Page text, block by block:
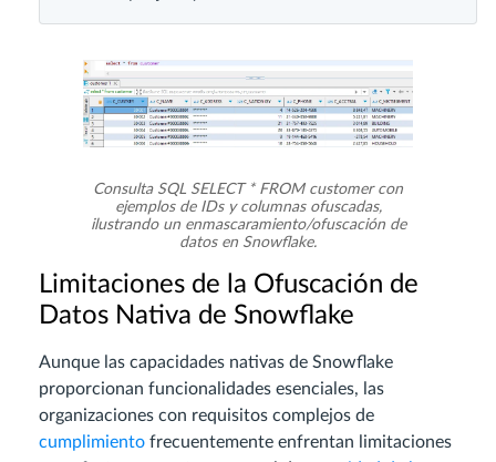
Consulta SQL SELECT * FROM customer con
ejemplos de IDs y columnas ofuscadas,
ilustrando un enmascaramiento/ofuscación de
datos en Snowflake.
Limitaciones de la Ofuscación de
Datos Nativa de Snowflake
Aunque las capacidades nativas de Snowflake
proporcionan funcionalidades esenciales, las
organizaciones con requisitos complejos de
cumplimiento frecuentemente enfrentan limitaciones